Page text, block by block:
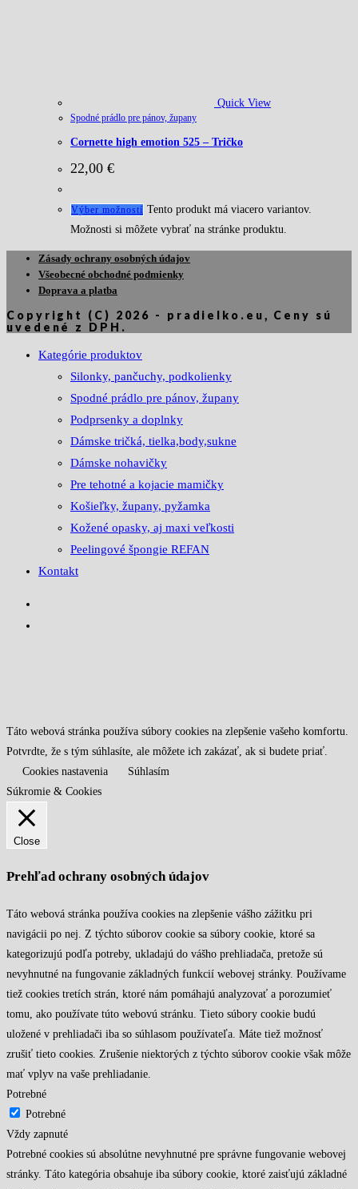
Quick View
Spodné prádlo pre pánov, župany
Cornette high emotion 525 – Tričko
22,00 €
Výber možností Tento produkt má viacero variantov.
Možnosti si môžete vybrať na stránke produktu.
Zásady ochrany osobných údajov
Všeobecné obchodné podmienky
Doprava a platba
Copyright (C) 2026 - pradielko.eu, Ceny sú
uvedené z DPH.
Kategórie produktov
Silonky, pančuchy, podkolienky
Spodné prádlo pre pánov, župany
Podprsenky a doplnky
Dámske tričká, tielka,body,sukne
Dámske nohavičky
Pre tehotné a kojacie mamičky
Košieľky, župany, pyžamka
Kožené opasky, aj maxi veľkosti
Peelingové špongie REFAN
Kontakt
Táto webová stránka používa súbory cookies na zlepšenie vašeho komfortu.
Potvrdte, že s tým súhlasíte, ale môžete ich zakázať, ak si budete priať.
Cookies nastavenia
Súhlasím
Súkromie & Cookies
Close
Prehľad ochrany osobných údajov
Táto webová stránka používa cookies na zlepšenie vášho zážitku pri
navigácii po nej. Z týchto súborov cookie sa súbory cookie, ktoré sa
kategorizujú podľa potreby, ukladajú do vášho prehliadača, pretože sú
nevyhnutné na fungovanie základných funkcií webovej stránky. Používame
tiež cookies tretích strán, ktoré nám pomáhajú analyzovať a porozumieť
tomu, ako používate túto webovú stránku. Tieto súbory cookie budú
uložené v prehliadači iba so súhlasom používateľa. Máte tiež možnosť
zrušiť tieto cookies. Zrušenie niektorých z týchto súborov cookie však môže
mať vplyv na vaše prehliadanie.
Potrebné
Potrebné
Vždy zapnuté
Potrebné cookies sú absolútne nevyhnutné pre správne fungovanie webovej
stránky. Táto kategória obsahuje iba súbory cookie, ktoré zaisťujú základné